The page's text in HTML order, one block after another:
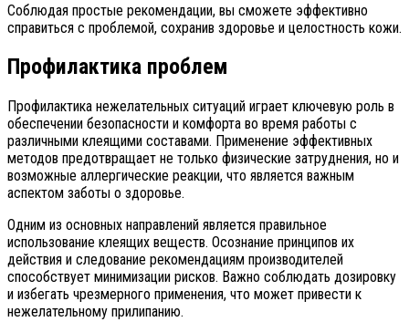
Соблюдая простые рекомендации, вы сможете эффективно
справиться с проблемой, сохранив здоровье и целостность кожи.
Профилактика проблем
Профилактика нежелательных ситуаций играет ключевую роль в
обеспечении безопасности и комфорта во время работы с
различными клеящими составами. Применение эффективных
методов предотвращает не только физические затруднения, но и
возможные аллергические реакции, что является важным
аспектом заботы о здоровье.
Одним из основных направлений является правильное
использование клеящих веществ. Осознание принципов их
действия и следование рекомендациям производителей
способствует минимизации рисков. Важно соблюдать дозировку
и избегать чрезмерного применения, что может привести к
нежелательному прилипанию.